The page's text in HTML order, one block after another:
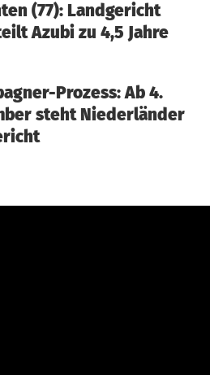
(77): Landgericht
Azubi zu 4,5 Jahre
Prozess: Ab 4.
steht Niederländer